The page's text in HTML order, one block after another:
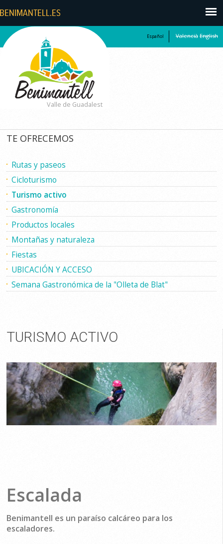
Español Valencià English
Valle de Guadalest
TE OFRECEMOS
Rutas y paseos
Cicloturismo
Turismo activo
Gastronomía
Productos locales
Montañas y naturaleza
Fiestas
UBICACIÓN Y ACCESO
Semana Gastronómica de la "Olleta de Blat"
TURISMO ACTIVO
Escalada
Benimantell es un paraíso calcáreo para los
escaladores.